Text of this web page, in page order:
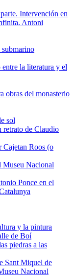
Intervención en
Antoni
la literatura y el
obras del monasterio
sol
retrato de Claudio
Cajetan Roos (o
Museu Nacional
Ponce en el
y la pintura
de Boí
piedras a las
Sant Miquel de
Nacional